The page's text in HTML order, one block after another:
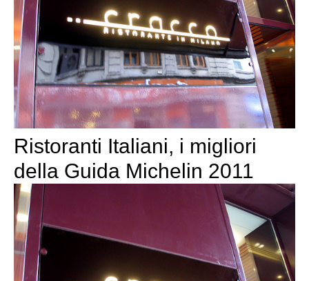
Ristoranti Italiani, i migliori
della Guida Michelin 2011